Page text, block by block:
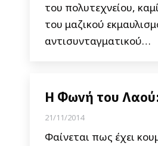
του πολυτεχνείου,
του μαζικού
αντισυνταγματικού…
Η Φωνή του
21/11/2014
Φαίνεται πως έχει